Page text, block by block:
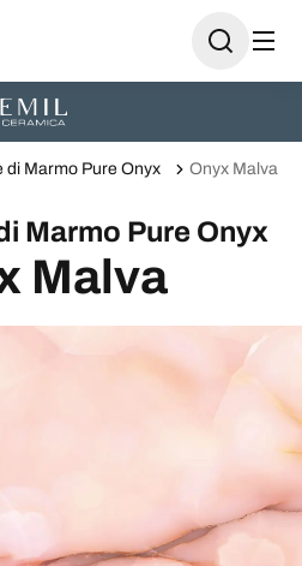
di Marmo Pure Onyx Onyx Malva
Marmo Pure Onyx
Malva